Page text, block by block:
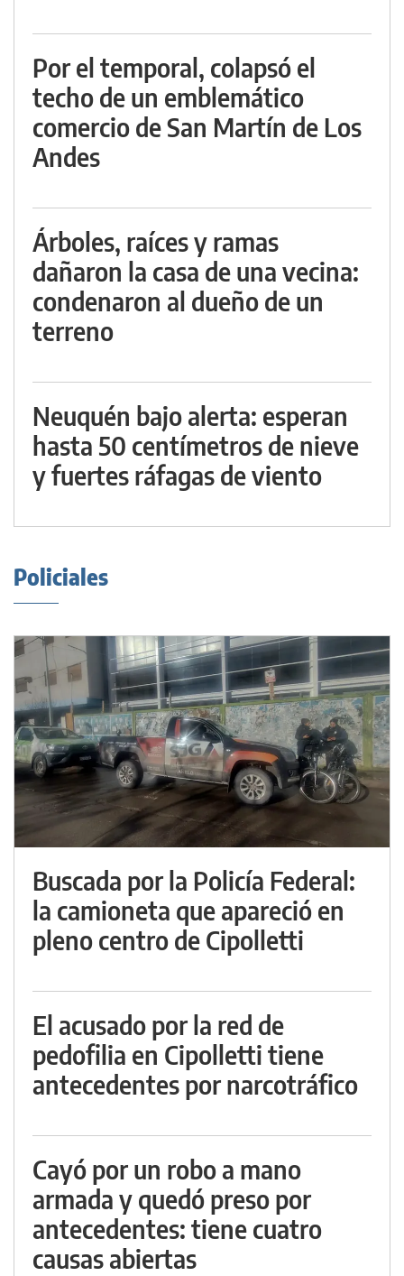
Por el temporal, colapsó el
techo de un emblemático
comercio de San Martín de Los
Andes
Árboles, raíces y ramas
dañaron la casa de una vecina:
condenaron al dueño de un
terreno
Neuquén bajo alerta: esperan
hasta 50 centímetros de nieve
y fuertes ráfagas de viento
Policiales
Buscada por la Policía Federal:
la camioneta que apareció en
pleno centro de Cipolletti
El acusado por la red de
pedofilia en Cipolletti tiene
antecedentes por narcotráfico
Cayó por un robo a mano
armada y quedó preso por
antecedentes: tiene cuatro
causas abiertas